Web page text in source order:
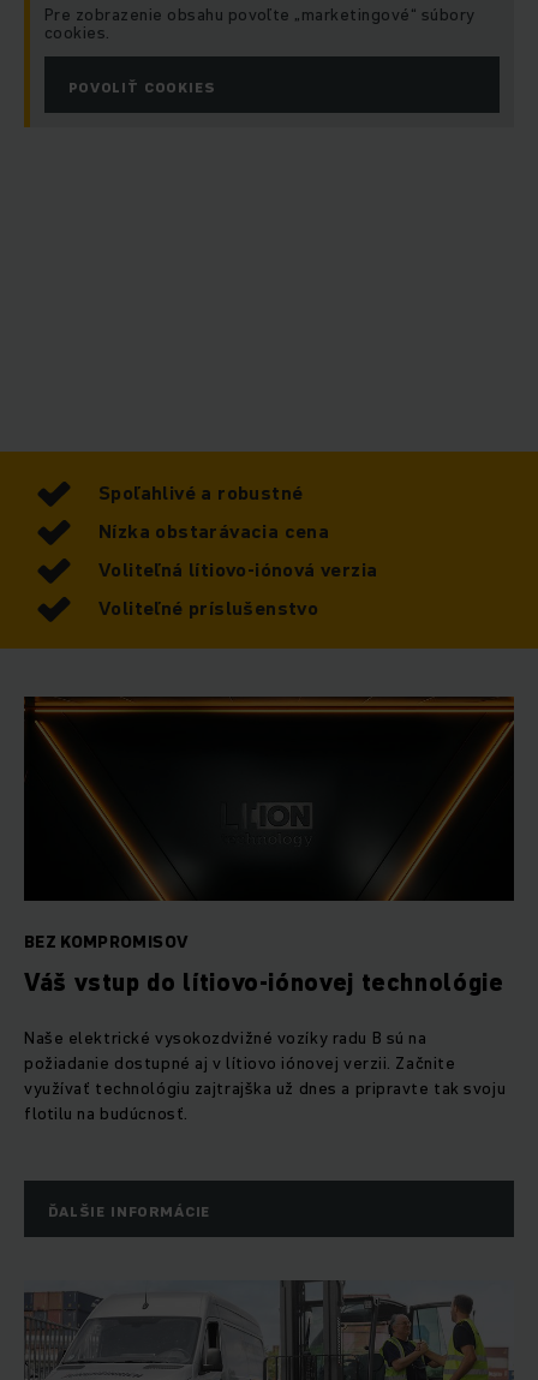
Pre zobrazenie obsahu povoľte „marketingové“ súbory
cookies.
POVOLIŤ COOKIES
Spoľahlivé a robustné
Nízka obstarávacia cena
Voliteľná lítiovo-iónová verzia
Voliteľné príslušenstvo
BEZ KOMPROMISOV
Váš vstup do lítiovo-iónovej technológie
Naše elektrické vysokozdvižné vozíky radu B sú na
požiadanie dostupné aj v lítiovo iónovej verzii. Začnite
využívať technológiu zajtrajška už dnes a pripravte tak svoju
flotilu na budúcnosť.
ĎALŠIE INFORMÁCIE